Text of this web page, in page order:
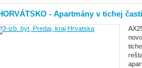
- Apartmány v tichej